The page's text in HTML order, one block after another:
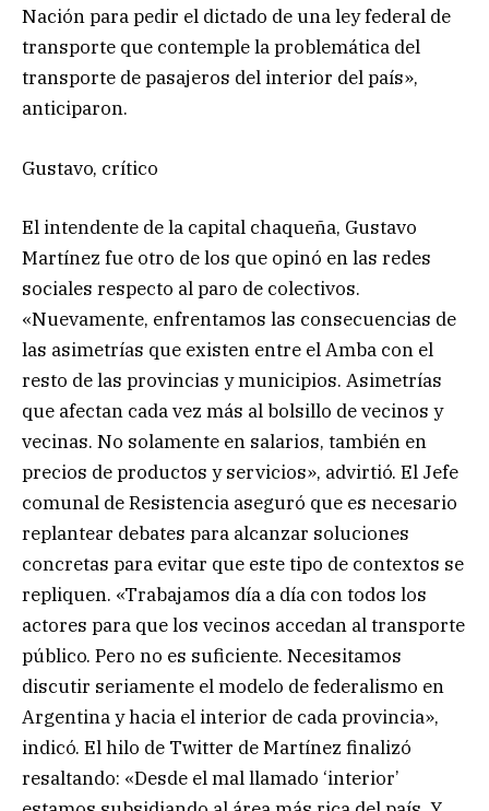
Nación para pedir el dictado de una ley federal de
transporte que contemple la problemática del
transporte de pasajeros del interior del país»,
anticiparon.
Gustavo, crítico
El intendente de la capital chaqueña, Gustavo
Martínez fue otro de los que opinó en las redes
sociales respecto al paro de colectivos.
«Nuevamente, enfrentamos las consecuencias de
las asimetrías que existen entre el Amba con el
resto de las provincias y municipios. Asimetrías
que afectan cada vez más al bolsillo de vecinos y
vecinas. No solamente en salarios, también en
precios de productos y servicios», advirtió. El Jefe
comunal de Resistencia aseguró que es necesario
replantear debates para alcanzar soluciones
concretas para evitar que este tipo de contextos se
repliquen. «Trabajamos día a día con todos los
actores para que los vecinos accedan al transporte
público. Pero no es suficiente. Necesitamos
discutir seriamente el modelo de federalismo en
Argentina y hacia el interior de cada provincia»,
indicó. El hilo de Twitter de Martínez finalizó
resaltando: «Desde el mal llamado ‘interior’